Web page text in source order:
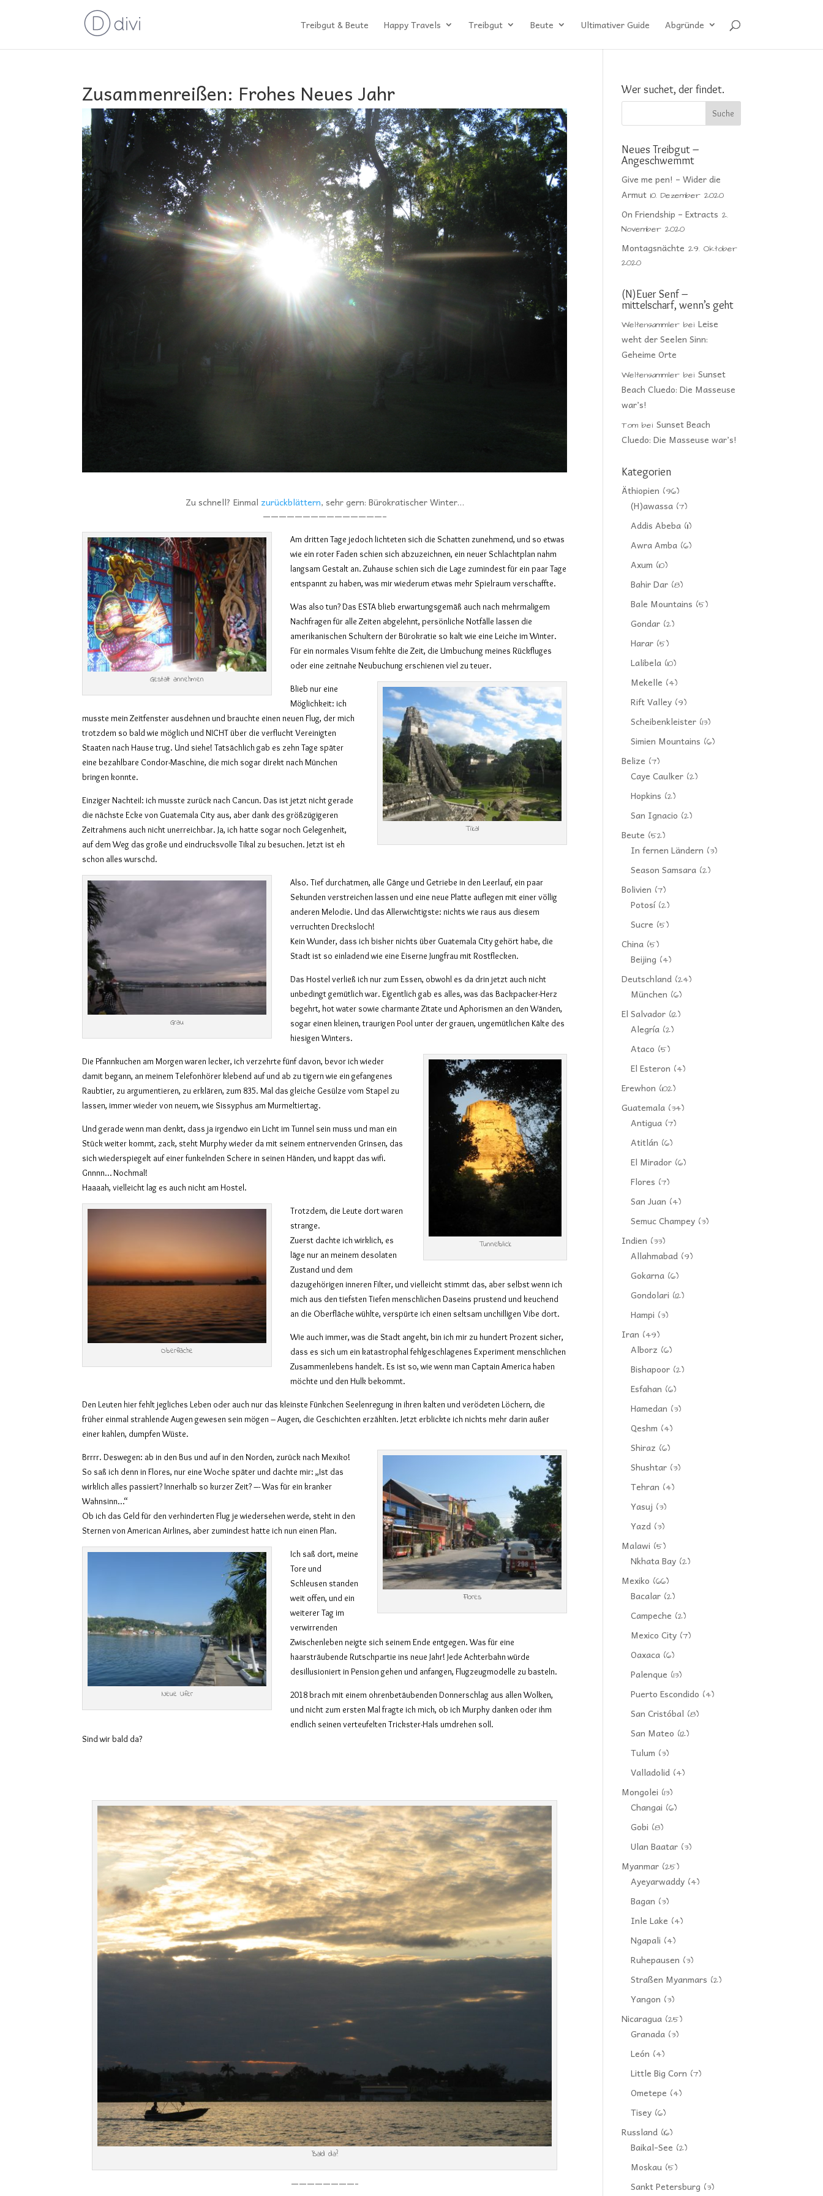
Treibgut & Beute Happy Travels Treibgut Beute Ultimativer Guide Abgründe
Zusammenreißen: Frohes Neues Jahr
Zu schnell? Einmal zurückblättern, sehr gern: Bürokratischer Winter…
———————————————–
Gestalt annehmen
Am dritten Tage jedoch lichteten sich die Schatten zunehmend, und so etwas
wie ein roter Faden schien sich abzuzeichnen, ein neuer Schlachtplan nahm
langsam Gestalt an. Zuhause schien sich die Lage zumindest für ein paar Tage
entspannt zu haben, was mir wiederum etwas mehr Spielraum verschaffte.
Was also tun? Das ESTA blieb erwartungsgemäß auch nach mehrmaligem
Nachfragen für alle Zeiten abgelehnt, persönliche Notfälle lassen die
amerikanischen Schultern der Bürokratie so kalt wie eine Leiche im Winter.
Für ein normales Visum fehlte die Zeit, die Umbuchung meines Rückfluges
oder eine zeitnahe Neubuchung erschienen viel zu teuer.
Tikal
Blieb nur eine
Möglichkeit: ich
musste mein Zeitfenster ausdehnen und brauchte einen neuen Flug, der mich
trotzdem so bald wie möglich und NICHT über die verflucht Vereinigten
Staaten nach Hause trug. Und siehe! Tatsächlich gab es zehn Tage später
eine bezahlbare Condor-Maschine, die mich sogar direkt nach München
bringen konnte.
Einziger Nachteil: ich musste zurück nach Cancun. Das ist jetzt nicht gerade
die nächste Ecke von Guatemala City aus, aber dank des größzügigeren
Zeitrahmens auch nicht unerreichbar. Ja, ich hatte sogar noch Gelegenheit,
auf dem Weg das große und eindrucksvolle Tikal zu besuchen. Jetzt ist eh
schon alles wurschd.
Grau
Also. Tief durchatmen, alle Gänge und Getriebe in den Leerlauf, ein paar
Sekunden verstreichen lassen und eine neue Platte auflegen mit einer völlig
anderen Melodie. Und das Allerwichtigste: nichts wie raus aus diesem
verruchten Drecksloch!
Kein Wunder, dass ich bisher nichts über Guatemala City gehört habe, die
Stadt ist so einladend wie eine Eiserne Jungfrau mit Rostflecken.
Das Hostel verließ ich nur zum Essen, obwohl es da drin jetzt auch nicht
unbedingt gemütlich war. Eigentlich gab es alles, was das Backpacker-Herz
begehrt, hot water sowie charmante Zitate und Aphorismen an den Wänden,
sogar einen kleinen, traurigen Pool unter der grauen, ungemütlichen Kälte des
hiesigen Winters.
Tunnelblick
Die Pfannkuchen am Morgen waren lecker, ich verzehrte fünf davon, bevor ich wieder
damit begann, an meinem Telefonhörer klebend auf und ab zu tigern wie ein gefangenes
Raubtier, zu argumentieren, zu erklären, zum 835. Mal das gleiche Gesülze vom Stapel zu
lassen, immer wieder von neuem, wie Sissyphus am Murmeltiertag.
Und gerade wenn man denkt, dass ja irgendwo ein Licht im Tunnel sein muss und man ein
Stück weiter kommt, zack, steht Murphy wieder da mit seinem entnervenden Grinsen, das
sich wiederspiegelt auf einer funkelnden Schere in seinen Händen, und kappt das wifi.
Gnnnn… Nochmal!
Haaaah, vielleicht lag es auch nicht am Hostel.
Oberfläche
Trotzdem, die Leute dort waren
strange.
Zuerst dachte ich wirklich, es
läge nur an meinem desolaten
Zustand und dem
dazugehörigen inneren Filter, und vielleicht stimmt das, aber selbst wenn ich
mich aus den tiefsten Tiefen menschlichen Daseins prustend und keuchend
an die Oberfläche wühlte, verspürte ich einen seltsam unchilligen Vibe dort.
Wie auch immer, was die Stadt angeht, bin ich mir zu hundert Prozent sicher,
dass es sich um ein katastrophal fehlgeschlagenes Experiment menschlichen
Zusammenlebens handelt. Es ist so, wie wenn man Captain America haben
möchte und den Hulk bekommt.
Den Leuten hier fehlt jegliches Leben oder auch nur das kleinste Fünkchen Seelenregung in ihren kalten und verödeten Löchern, die
früher einmal strahlende Augen gewesen sein mögen – Augen, die Geschichten erzählten. Jetzt erblickte ich nichts mehr darin außer
einer kahlen, dumpfen Wüste.
Flores
Brrrr. Deswegen: ab in den Bus und auf in den Norden, zurück nach Mexiko!
So saß ich denn in Flores, nur eine Woche später und dachte mir: „Ist das
wirklich alles passiert? Innerhalb so kurzer Zeit? –- Was für ein kranker
Wahnsinn…“
Ob ich das Geld für den verhinderten Flug je wiedersehen werde, steht in den
Sternen von American Airlines, aber zumindest hatte ich nun einen Plan.
Neue Ufer
Ich saß dort, meine
Tore und
Schleusen standen
weit offen, und ein
weiterer Tag im
verwirrenden
Zwischenleben neigte sich seinem Ende entgegen. Was für eine
haarsträubende Rutschpartie ins neue Jahr! Jede Achterbahn würde
desillusioniert in Pension gehen und anfangen, Flugzeugmodelle zu basteln.
2018 brach mit einem ohrenbetäubenden Donnerschlag aus allen Wolken,
und nicht zum ersten Mal fragte ich mich, ob ich Murphy danken oder ihm
endlich seinen verteufelten Trickster-Hals umdrehen soll.
Sind wir bald da?
Bald da?
————————-
Wer suchet, der findet.
Neues Treibgut –
Angeschwemmt
Give me pen! – Wider die
Armut 10. Dezember 2020
On Friendship – Extracts 2.
November 2020
Montagsnächte 29. Oktober
2020
(N)Euer Senf –
mittelscharf, wenn’s geht
Weltensammler beiLeise
weht der Seelen Sinn:
Geheime Orte
Weltensammler beiSunset
Beach Cluedo: Die Masseuse
war’s!
Tom beiSunset Beach
Cluedo: Die Masseuse war’s!
Kategorien
Äthiopien (96)
(H)awassa (7)
Addis Abeba (11)
Awra Amba (6)
Axum (10)
Bahir Dar (8)
Bale Mountains (5)
Gondar (2)
Harar (5)
Lalibela (10)
Mekelle (4)
Rift Valley (9)
Scheibenkleister (13)
Simien Mountains (6)
Belize (7)
Caye Caulker (2)
Hopkins (2)
San Ignacio (2)
Beute (52)
In fernen Ländern (3)
Season Samsara (2)
Bolivien (7)
Potosí(2)
Sucre (5)
China (5)
Beijing (4)
Deutschland (24)
München (6)
El Salvador (12)
Alegría (2)
Ataco (5)
El Esteron (4)
Erewhon (102)
Guatemala (34)
Antigua (7)
Atitlán (6)
El Mirador (6)
Flores (7)
San Juan (4)
Semuc Champey (3)
Indien (33)
Allahmabad (9)
Gokarna (6)
Gondolari (12)
Hampi (3)
Iran (49)
Alborz (6)
Bishapoor (2)
Esfahan (6)
Hamedan (3)
Qeshm (4)
Shiraz (6)
Shushtar (3)
Tehran (4)
Yasuj (3)
Yazd (3)
Malawi (5)
Nkhata Bay (2)
Mexiko (66)
Bacalar (2)
Campeche (2)
Mexico City (7)
Oaxaca (6)
Palenque (13)
Puerto Escondido (4)
San Cristóbal (8)
San Mateo (12)
Tulum (3)
Valladolid (4)
Mongolei (13)
Changai (6)
Gobi (8)
Ulan Baatar (3)
Myanmar (25)
Ayeyarwaddy (4)
Bagan (3)
Inle Lake (4)
Ngapali (4)
Ruhepausen (3)
Straßen Myanmars (2)
Yangon (3)
Nicaragua (25)
Granada (3)
León (4)
Little Big Corn (7)
Ometepe (4)
Tisey (6)
Russland (16)
Baikal-See (2)
Moskau (5)
Sankt Petersburg (3)